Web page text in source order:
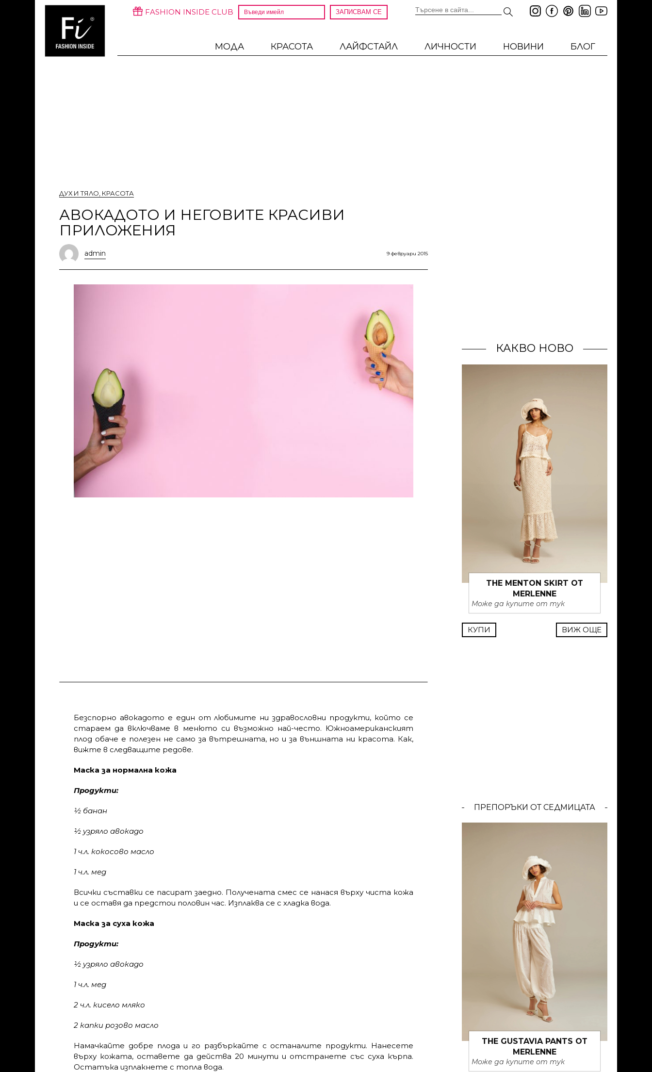
FASHION INSIDE CLUB
МОДА КРАСОТА ЛАЙФСТАЙЛ ЛИЧНОСТИ НОВИНИ БЛОГ
ДУХ И ТЯЛО КРАСОТА
АВОКАДОТО И НЕГОВИТЕ КРАСИВИ
ПРИЛОЖЕНИЯ
admin 9 февруари 2015
Безспорно авокадото е един от любимите ни здравословни продукти, който се
стараем да включваме в менюто си възможно най-често. Южноамериканският
плод обаче е полезен не само за вътрешната, но и за външната ни красота. Как,
вижте в следващите редове.
Маска за нормална кожа
Продукти:
½ банан
½ узряло авокадо
1 ч.л. кокосово масло
1 ч.л. мед
Всички съставки се пасират заедно. Получената смес се нанася върху чиста кожа
и се оставя да предстои половин час. Изплаква се с хладка вода.
Маска за суха кожа
Продукти:
½ узряло авокадо
1 ч.л. мед
2 ч.л. кисело мляко
2 капки розово масло
Намачкайте добре плода и го разбъркайте с останалите продукти. Нанесете
върху кожата, оставете да действа 20 минути и отстранете със суха кърпа.
Остатъка изплакнете с топла вода.
КАКВО НОВО
THE MENTON SKIRT ОТ
MERLENNE
Може да купите от тук
КУПИ ВИЖ ОЩЕ
ПРЕПОРЪКИ ОТ СЕДМИЦАТА
THE GUSTAVIA PANTS ОТ
MERLENNE
Може да купите от тук